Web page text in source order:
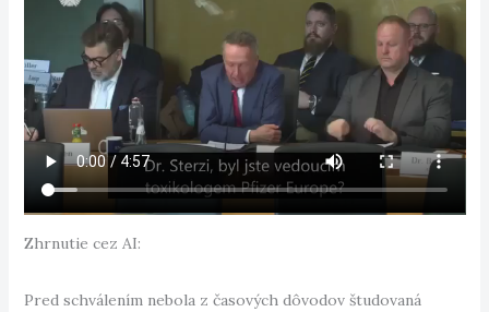
Zhrnutie cez AI:
Pred schválením nebola z časových dôvodov študovaná